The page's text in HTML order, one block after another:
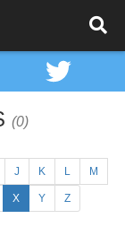
(0)
J K L M
X Y Z